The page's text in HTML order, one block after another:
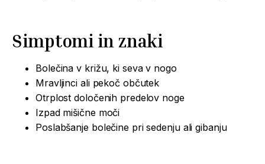
Simptomi in znaki
Bolečina v križu, ki seva v nogo
Mravljinci ali pekoč občutek
Otrplost določenih predelov noge
Izpad mišične moči
Poslabšanje bolečine pri sedenju ali gibanju